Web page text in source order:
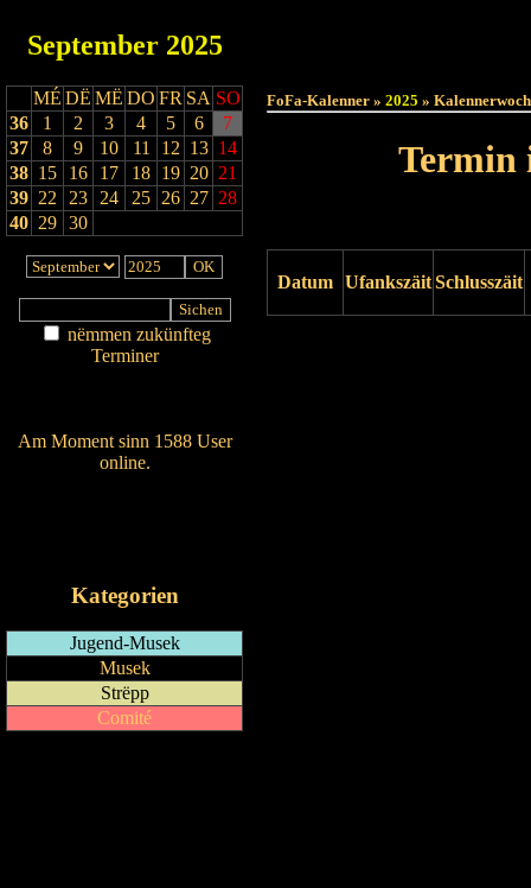
September 2025
MÉ DË MË DO FR SA SO
36
1 2 3 4 5 6
7
37
8 9 10 11 12 13 14
38 15 16 17 18 19 20 21
39 22 23 24 25 26 27 28
40 29 30
nëmmen zukünfteg
Terminer
Am Moment sinn 1588 User
online.
Kategorien
Jugend-Musek
Musek
Strëpp
Comité
FoFa-Kalenner » 2025 »
Termin
Datum UfankszäitSchlusszäit